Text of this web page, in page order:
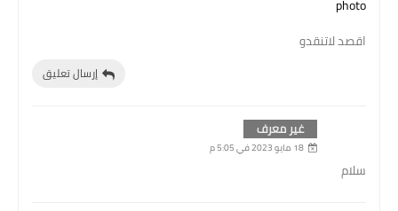
اقصد لاتنقدو
إرسال تعليق
غير معرف
18 مايو 2023 في 5:05 م
سلام